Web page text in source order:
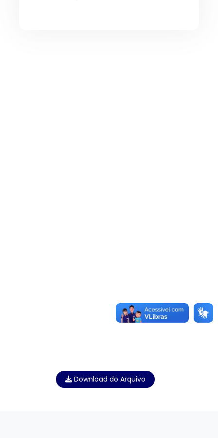
Download do Arquivo